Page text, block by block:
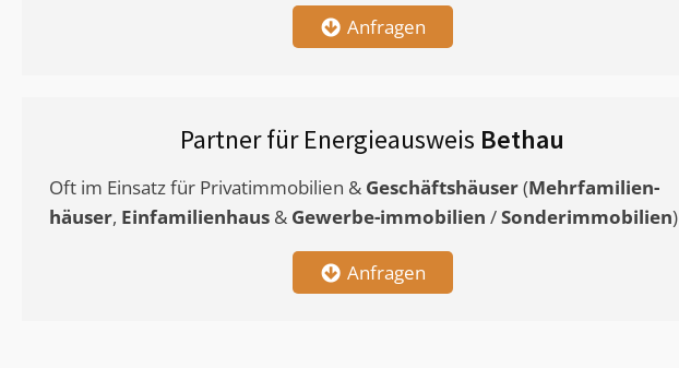
Anfragen
Partner für Energieausweis Bethau
Oft im Einsatz für Privatimmobilien & Geschäftshäuser(Mehrfamilien-
häuser, Einfamilienhaus & Gewerbe-immobilien /Sonderimmobilien)
Anfragen